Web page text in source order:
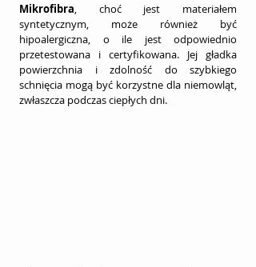
Mikrofibra, choć jest materiałem
syntetycznym, może również być
hipoalergiczna, o ile jest odpowiednio
przetestowana i certyfikowana. Jej gładka
powierzchnia i zdolność do szybkiego
schnięcia mogą być korzystne dla niemowląt,
zwłaszcza podczas ciepłych dni.